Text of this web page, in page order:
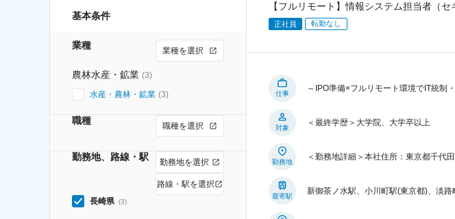
基本条件
業種 業種を選択
農林水産・鉱業 (3)
水産・農林・鉱業 (3)
職種 職種を選択
勤務地、路線・駅 勤務地を選択
路線・駅を選択
長崎県 (3)
【フルリモート】情報システム担当者（
正社員 転勤なし
仕事
～IPO準備×フルリモート環境でIT統制
対象
＜最終学歴＞大学院、大学卒以上
勤務地
＜勤務地詳細＞本社住所：東京都千代
最寄駅
新御茶ノ水駅、小川町駅(東京都)、淡路